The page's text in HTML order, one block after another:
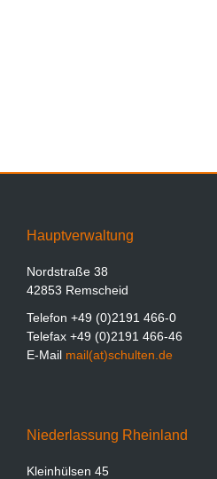
Hauptverwaltung
Nordstraße 38
42853 Remscheid
Telefon +49 (0)2191 466-0
Telefax +49 (0)2191 466-46
E-Mail mail(at)schulten.de
Niederlassung Rheinland
Kleinhülsen 45